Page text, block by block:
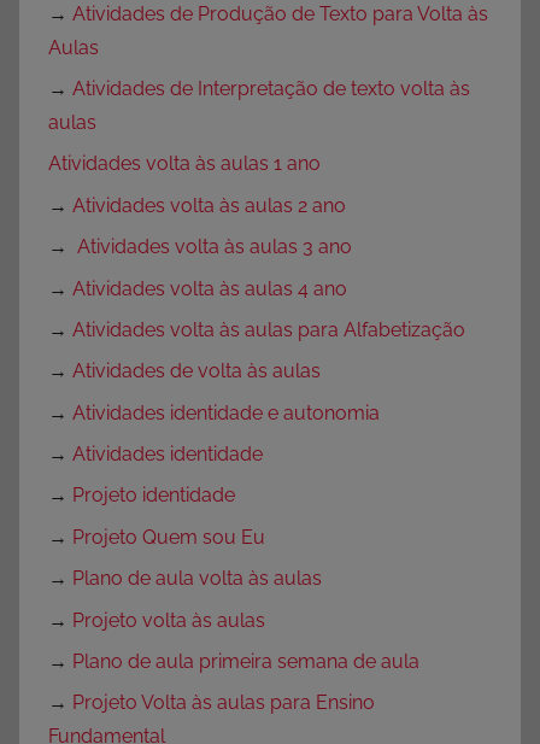
→ Atividades de Produção de Texto para Volta às
Aulas
→ Atividades de Interpretação de texto volta às
aulas
Atividades volta às aulas 1 ano
→ Atividades volta às aulas 2 ano
→ Atividades volta às aulas 3 ano
→ Atividades volta às aulas 4 ano
→ Atividades volta às aulas para Alfabetização
→ Atividades de volta às aulas
→ Atividades identidade e autonomia
→ Atividades identidade
→ Projeto identidade
→ Projeto Quem sou Eu
→ Plano de aula volta às aulas
→ Projeto volta às aulas
→ Plano de aula primeira semana de aula
→ Projeto Volta às aulas para Ensino
Fundamental